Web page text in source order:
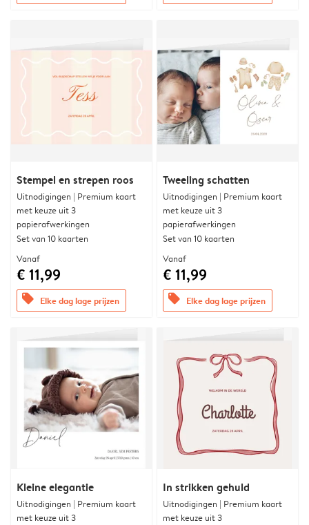
Stempel en strepen roos
Uitnodigingen | Premium kaart
met keuze uit 3
papierafwerkingen
Set van 10 kaarten
Vanaf
€ 11,99
offers Elke dag lage prijzen
Tweeling schatten
Uitnodigingen | Premium kaart
met keuze uit 3
papierafwerkingen
Set van 10 kaarten
Vanaf
€ 11,99
offers Elke dag lage prijzen
Kleine elegantie
Uitnodigingen | Premium kaart
met keuze uit 3
In strikken gehuld
Uitnodigingen | Premium kaart
met keuze uit 3